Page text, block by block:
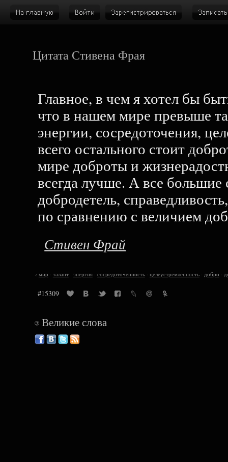
Цитата Стивена Фрая
Главное, в чем я хотел бы
что в нашем мире превыше
энергии, сосредоточения,
всего остального стоит
мире доброты и
всегда лучше. А все
добродетель,
по сравнению с величием
Стивен Фрай
‹ мир · талант· энергия· сосредоточенность· целеустремлённость· добро ·
#15309
©Великие слова